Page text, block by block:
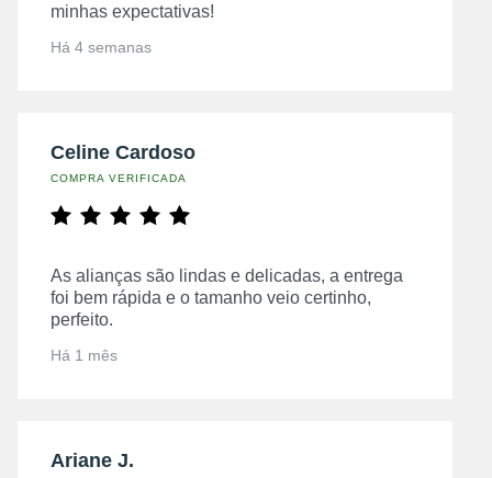
minhas expectativas!
Há 4 semanas
Celine Cardoso
COMPRA VERIFICADA
As alianças são lindas e delicadas, a entrega
foi bem rápida e o tamanho veio certinho,
perfeito.
Há 1 mês
Ariane J.